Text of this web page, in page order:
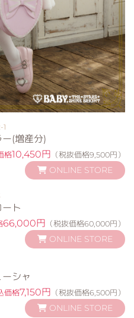
(増産分)
格10,450円 （税抜価格9,500円）
ONLINE STORE
ト
66,000円 （税抜価格60,000円）
ONLINE STORE
シャ
価格7,150円 （税抜価格6,500円）
ONLINE STORE